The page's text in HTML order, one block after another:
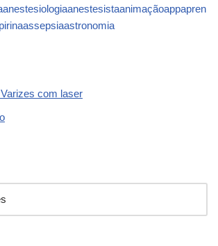
anestesiologiaanestesistaanimaçãoappapren
assepsiaastronomia
com laser